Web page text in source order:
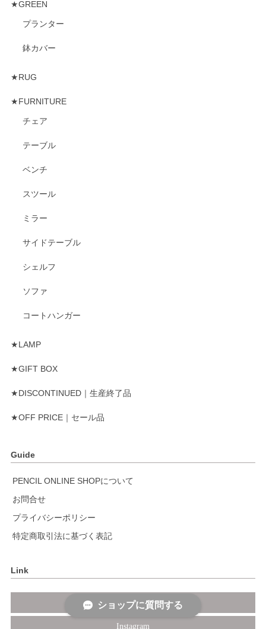
★GREEN
プランター
鉢カバー
★RUG
★FURNITURE
チェア
テーブル
ベンチ
スツール
ミラー
サイドテーブル
シェルフ
ソファ
コートハンガー
★LAMP
★GIFT BOX
★DISCONTINUED｜生産終了品
★OFF PRICE｜セール品
Guide
PENCIL ONLINE SHOPについて
お問合せ
プライバシーポリシー
特定商取引法に基づく表記
Link
Official site
Instagram
ショップに質問する